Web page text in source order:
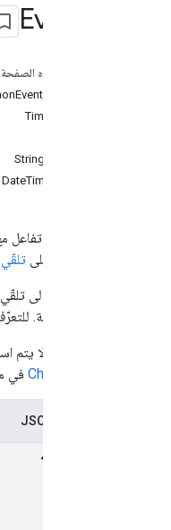
Event
على هذه الصفحة
TimeZone
StringInputs
DateTimeInput
الاطّلاع على
إلى مساحة.
ملاحظة: لا يتم
في